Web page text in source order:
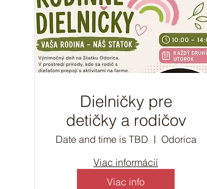
Dielničky pre
detičky a rodičov
Date and time is TBD
Odorica
Viac informácií
Viac info